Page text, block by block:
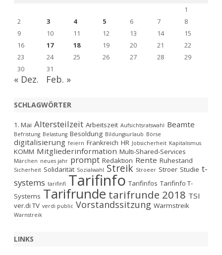
1
2
3 4 5 6 7
8
9
10 11 12 13 14
15
16
17 18 19 20 21
22
23
24 25 26 27 28
29
30
31
« Dez. Feb. »
SCHLAGWÖRTER
1. Mai Altersteilzeit Arbeitszeit Aufsichtsratswahl Beamte
Befristung Belastung Besoldung Bildungsurlaub Börse
digitalisierung feiern Frankreich HR Jobsicherheit Kapitalismus
KOMM Mitgliederinformation Multi-Shared-Services
Märchen neues jahr prompt Redaktion Rente Ruhestand
Sicherheit Solidarität Sozialwahl Streik Stroeer Stroer Studie t-
systems tarifinfi Tarifinfo Tarifinfos Tarifinfo T-
Systems Tarifrunde tarifrunde 2018 TSI
ver.di TV verdi public Vorstandssitzung Warmstreik
Warnstreik
LINKS